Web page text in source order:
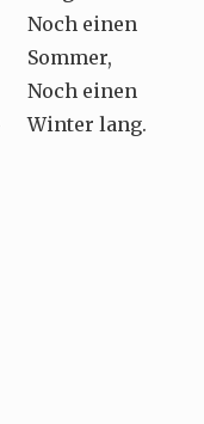
Noch einen
Sommer,
Noch einen
Winter lang.